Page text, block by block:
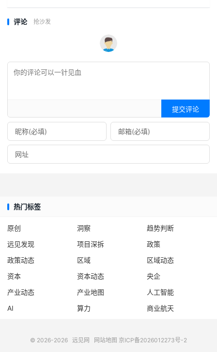
评论 抢沙发
提交评论
热门标签
原创 洞察
趋势判断
远见发现
项目深拆
政策
政策动态
区域
区域动态
资本
资本动态
央企
产业动态
产业地图
人工智能
AI
算力 商业航天
© 2026-2026 远见网 网站地图 京ICP备2026012273号-2